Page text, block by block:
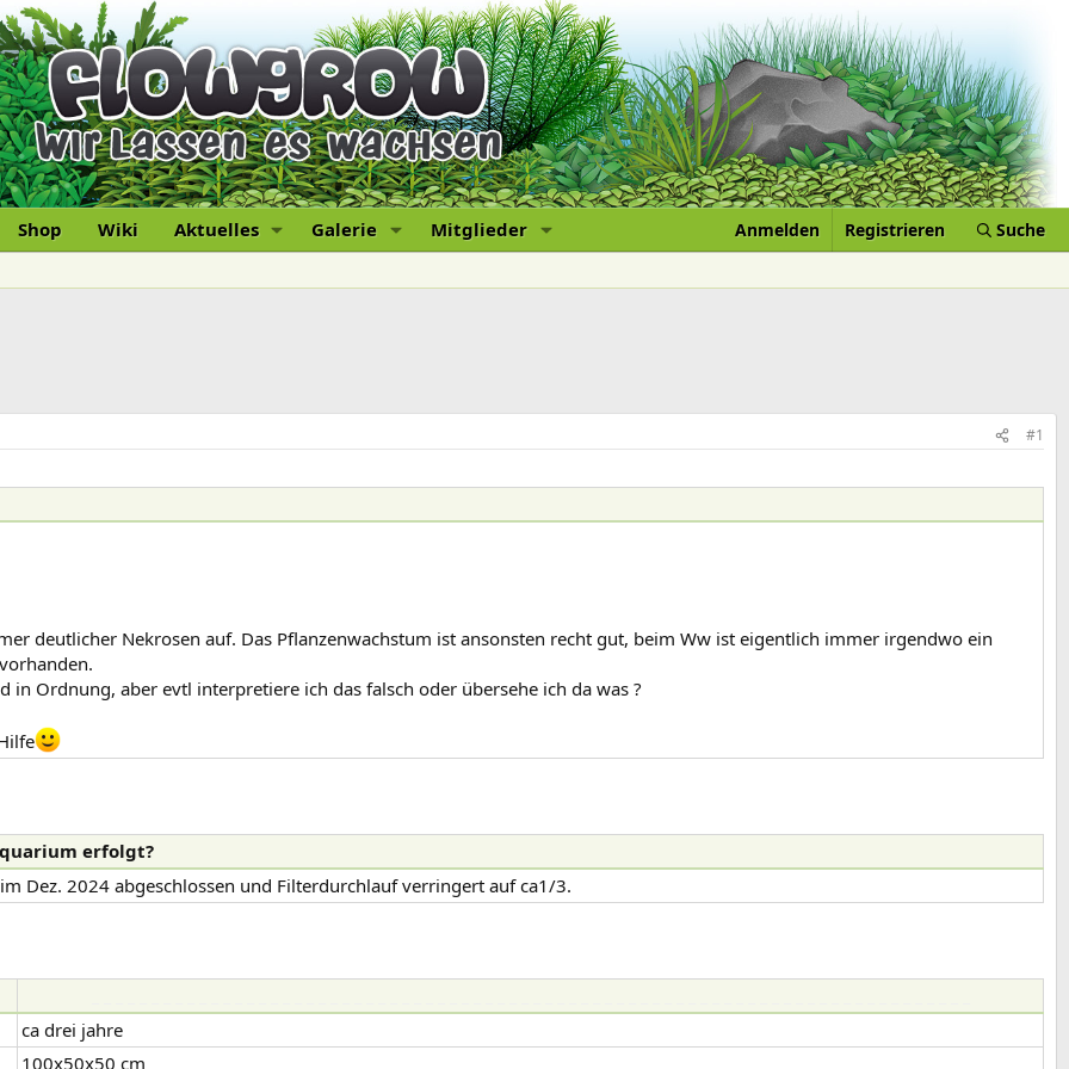
Shop Wiki Aktuelles Galerie Mitglieder Anmelden Registrieren Suche
#1
deutlicher Nekrosen auf. Das Pflanzenwachstum ist ansonsten recht gut, beim Ww ist eigentlich immer irgendwo ein
in Ordnung, aber evtl interpretiere ich das falsch oder übersehe ich da was ?
erfolgt?​
Dez. 2024 abgeschlossen und Filterdurchlauf verringert auf ca1/3.
ca drei jahre
100x50x50 cm